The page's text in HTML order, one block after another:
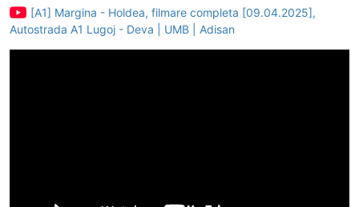
[A1] Margina - Holdea, filmare completa [09.04.2025],
Autostrada A1 Lugoj - Deva | UMB | Adisan